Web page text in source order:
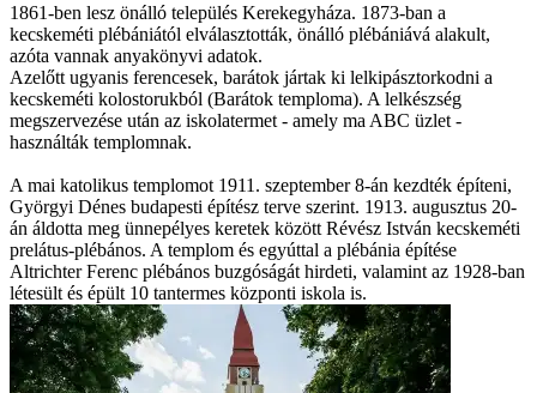
1861-ben lesz önálló település Kerekegyháza. 1873-ban a
kecskeméti plébániától elválasztották, önálló plébániává alakult,
azóta vannak anyakönyvi adatok.
Azelőtt ugyanis ferencesek, barátok jártak ki lelkipásztorkodni a
kecskeméti kolostorukból (Barátok temploma). A lelkészség
megszervezése után az iskolatermet - amely ma ABC üzlet -
használták templomnak.
A mai katolikus templomot 1911. szeptember 8-án kezdték építeni,
Györgyi Dénes budapesti építész terve szerint. 1913. augusztus 20-
án áldotta meg ünnepélyes keretek között Révész István kecskeméti
prelátus-plébános. A templom és egyúttal a plébánia építése
Altrichter Ferenc plébános buzgóságát hirdeti, valamint az 1928-ban
létesült és épült 10 tantermes központi iskola is.